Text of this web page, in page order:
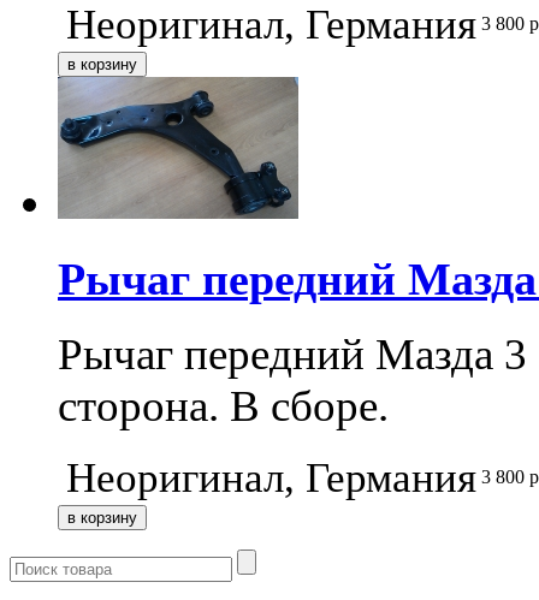
Неоригинал, Германия 3 800
Рычаг передний
Рычаг передний Мазда
сторона. В сборе.
Неоригинал, Германия 3 800